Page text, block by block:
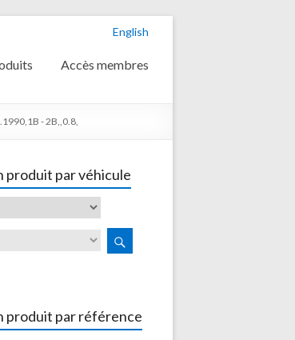
English
Accès membres
- 2B,,0.8,
produit par véhicule
produit par référence